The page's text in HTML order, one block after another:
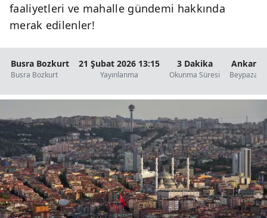
faaliyetleri ve mahalle gündemi hakkında
merak edilenler!
Busra Bozkurt
Busra Bozkurt
21 Şubat 2026 13:15
Yayınlanma
3 Dakika
Okunma Süresi
Ankara
Beypazarı